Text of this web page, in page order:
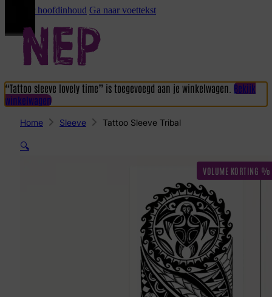
Ga naar hoofdinhoud Ga naar voettekst
“Tattoo sleeve lovely time” is toegevoegd aan je winkelwagen. Bekijk
winkelwagen
Home Sleeve Tattoo Sleeve Tribal
🔍